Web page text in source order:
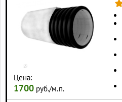
Цена:
1700 руб./м.п.